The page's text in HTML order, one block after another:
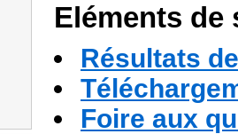
Eléments
Résultats
Foire aux